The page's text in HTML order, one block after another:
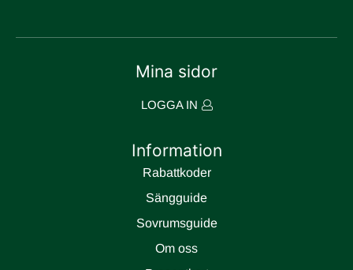
Mina sidor
LOGGA IN
Information
Rabattkoder
Sängguide
Sovrumsguide
Om oss